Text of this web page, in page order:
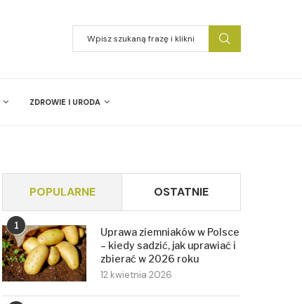
ZDROWIE I URODA
POPULARNE OSTATNIE
1
Uprawa ziemniaków w Polsce
– kiedy sadzić, jak uprawiać i
zbierać w 2026 roku
12 kwietnia 2026